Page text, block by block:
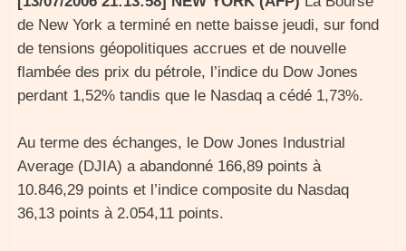
de New York a terminé en nette baisse jeudi, sur fond
de tensions géopolitiques accrues et de nouvelle
flambée des prix du pétrole, l’indice du Dow Jones
perdant 1,52% tandis que le Nasdaq a cédé 1,73%.
Au terme des échanges, le Dow Jones Industrial
Average (DJIA) a abandonné 166,89 points à
10.846,29 points et l’indice composite du Nasdaq
36,13 points à 2.054,11 points.